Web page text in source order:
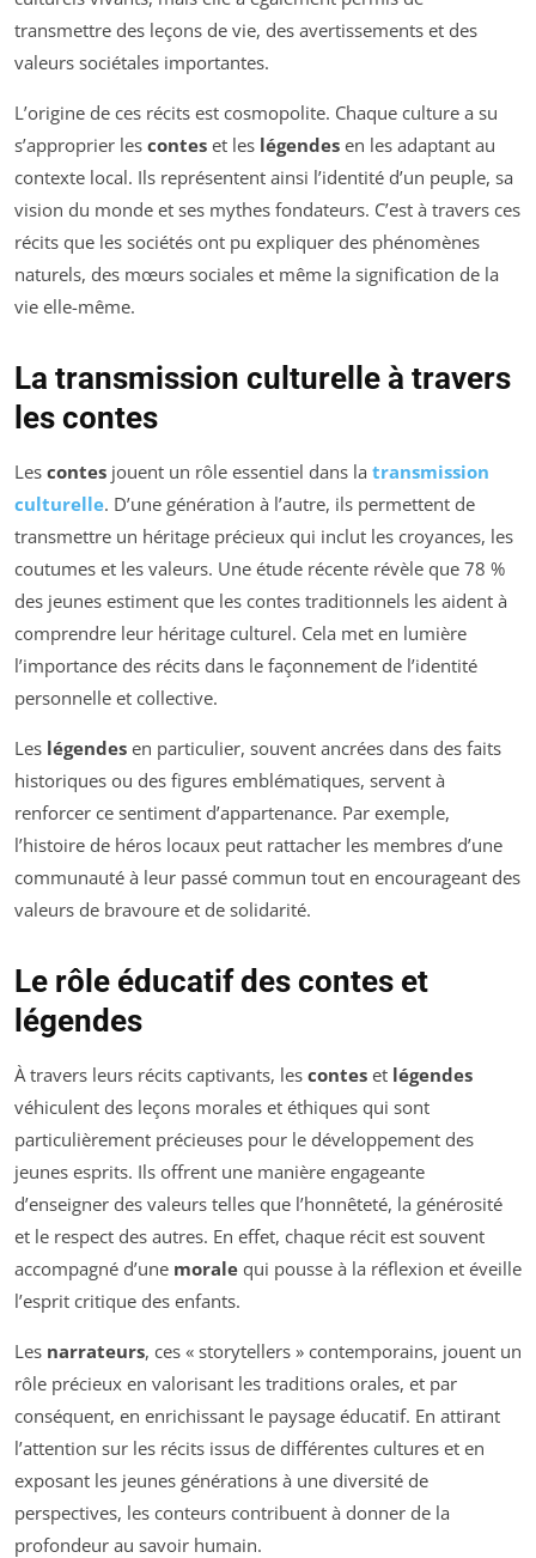
transmettre des leçons de vie, des avertissements et des
valeurs sociétales importantes.
L’origine de ces récits est cosmopolite. Chaque culture a su
s’approprier les contes et les légendes en les adaptant au
contexte local. Ils représentent ainsi l’identité d’un peuple, sa
vision du monde et ses mythes fondateurs. C’est à travers ces
récits que les sociétés ont pu expliquer des phénomènes
naturels, des mœurs sociales et même la signification de la
vie elle-même.
La transmission culturelle à travers
les contes
Les contes jouent un rôle essentiel dans la transmission
culturelle. D’une génération à l’autre, ils permettent de
transmettre un héritage précieux qui inclut les croyances, les
coutumes et les valeurs. Une étude récente révèle que 78 %
des jeunes estiment que les contes traditionnels les aident à
comprendre leur héritage culturel. Cela met en lumière
l’importance des récits dans le façonnement de l’identité
personnelle et collective.
Les légendes en particulier, souvent ancrées dans des faits
historiques ou des figures emblématiques, servent à
renforcer ce sentiment d’appartenance. Par exemple,
l’histoire de héros locaux peut rattacher les membres d’une
communauté à leur passé commun tout en encourageant des
valeurs de bravoure et de solidarité.
Le rôle éducatif des contes et
légendes
À travers leurs récits captivants, les contes et légendes
véhiculent des leçons morales et éthiques qui sont
particulièrement précieuses pour le développement des
jeunes esprits. Ils offrent une manière engageante
d’enseigner des valeurs telles que l’honnêteté, la générosité
et le respect des autres. En effet, chaque récit est souvent
accompagné d’une morale qui pousse à la réflexion et éveille
l’esprit critique des enfants.
Les narrateurs, ces « storytellers » contemporains, jouent un
rôle précieux en valorisant les traditions orales, et par
conséquent, en enrichissant le paysage éducatif. En attirant
l’attention sur les récits issus de différentes cultures et en
exposant les jeunes générations à une diversité de
perspectives, les conteurs contribuent à donner de la
profondeur au savoir humain.